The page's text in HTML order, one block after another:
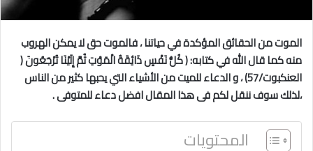
الموت من الحقائق المؤكدة في حياتنا ، فالموت حق لا يمكن الهروب
منه كما قال الله في كتابه: ( كُلُّ نَفْسٍ ذَائِقَةُ الْمَوْتِ ثُمَّ إِلَيْنَا تُرْجَعُونَ (
العنكبوت/57) ، و الدعاء للميت من الأشياء التي يحبها كثير من الناس
،لذلك سوف ننقل لكم فى هذا المقال افضل دعاء للمتوفى .
المحتويات